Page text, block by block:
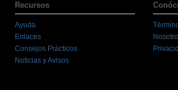
Recursos
Ayuda
Enlaces
Consejos Prácticos
Noticias y Avisos